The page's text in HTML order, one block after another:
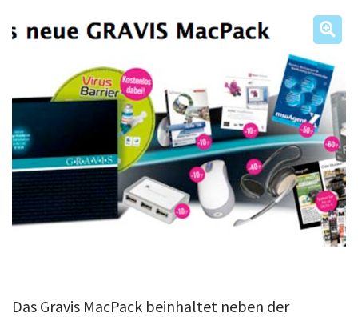
Anmelden
Das Gravis MacPack beinhaltet neben der